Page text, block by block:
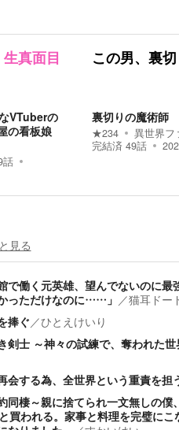
真面目
VTuberの
の看板娘
話
この男、裏切
裏切りの魔術師
★234
異世界フ
完結済 49話
見る
で働く元英雄、望んでないのに
っただけなのに……」 ／猫耳ドー
捧ぐ／ひとえけいり
剣士 ～神々の試練で、奪われた世
する為、全世界という重責を担
同棲～親に捨てられ一文無しの僕
買われる。家事と料理を完璧に